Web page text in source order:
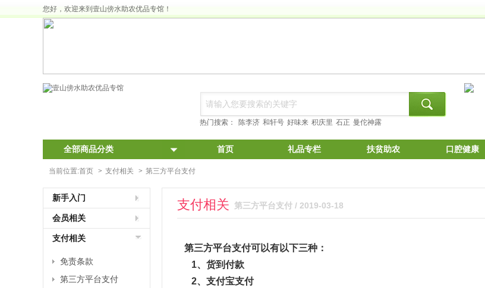
您好，欢迎来到壹山傍水助农优品专馆！
热门搜索： 陈李济 和轩号 好味来 积庆里 石正 曼佗神露
全部商品分类 首页 礼品专栏 扶贫助农 口腔健康
当前位置:首页 > 支付相关 > 第三方平台支付
新手入门
会员相关
支付相关
免责条款
第三方平台支付
支付相关 第三方平台支付 / 2019-03-18
第三方平台支付可以有以下三种：
1、货到付款
2、支付宝支付